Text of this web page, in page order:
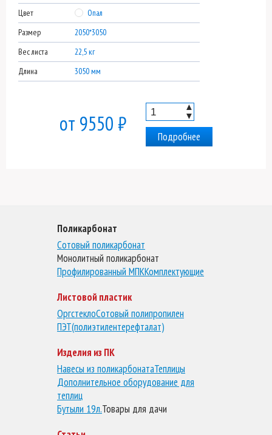
Цвет
Опал
Размер
2050*3050
Вес листа
22,5 кг
Длина
3050 мм
от 9550 ₽
▲
▼
Подробнее
Поликарбонат
Сотовый поликарбонат
Монолитный поликарбонат
Профилированный МПККомплектующие
Листовой пластик
ОргстеклоСотовый полипропилен
ПЭТ(полиэтилентерефталат)
Изделия из ПК
Навесы из поликарбонатаТеплицы
Дополнительное оборудование для
теплиц
Бутыли 19л.Товары для дачи